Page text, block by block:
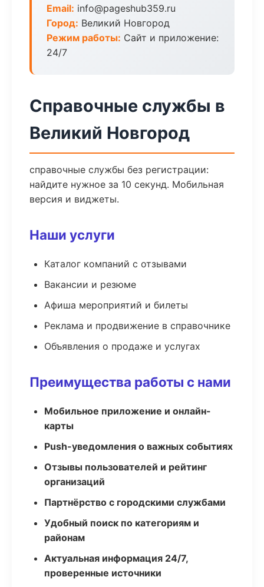
Email: info@pageshub359.ru
Город: Великий Новгород
Режим работы: Сайт и приложение:
24/7
Справочные службы в
Великий Новгород
справочные службы без регистрации:
найдите нужное за 10 секунд. Мобильная
версия и виджеты.
Наши услуги
Каталог компаний с отзывами
Вакансии и резюме
Афиша мероприятий и билеты
Реклама и продвижение в справочнике
Объявления о продаже и услугах
Преимущества работы с нами
Мобильное приложение и онлайн-
карты
Push-уведомления о важных событиях
Отзывы пользователей и рейтинг
организаций
Партнёрство с городскими службами
Удобный поиск по категориям и
районам
Актуальная информация 24/7,
проверенные источники